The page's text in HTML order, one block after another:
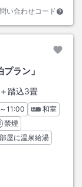
い合わせコード
ラン」
踏込3畳
チェックアウト
～11:00
和室
禁煙
部屋に温泉給湯